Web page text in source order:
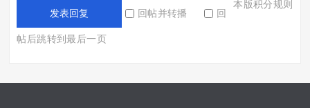
本版积分规则
发表回复 回帖并转播
回
帖后跳转到最后一页